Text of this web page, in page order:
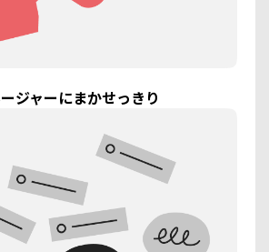
ジャーにまかせっきり